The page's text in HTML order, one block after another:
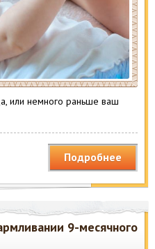
или немного раньше ваш
Подробнее
9-месячного